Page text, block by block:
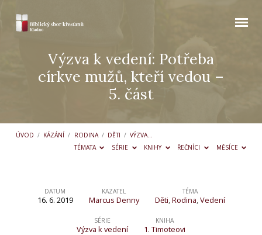
Výzva k vedení: Potřeba
církve mužů, kteří vedou –
5. část
ÚVOD / KÁZÁNÍ / RODINA / DĚTI / VÝZVA…
TÉMATA
SÉRIE KNIHY ŘEČNÍCI MĚSÍCE
Výzva
DATUM
16. 6. 2019
KAZATEL
Marcus Denny
TÉMA
Děti,Rodina,Vedení
SÉRIE
Výzva k vedení
KNIHA
1. Timoteovi